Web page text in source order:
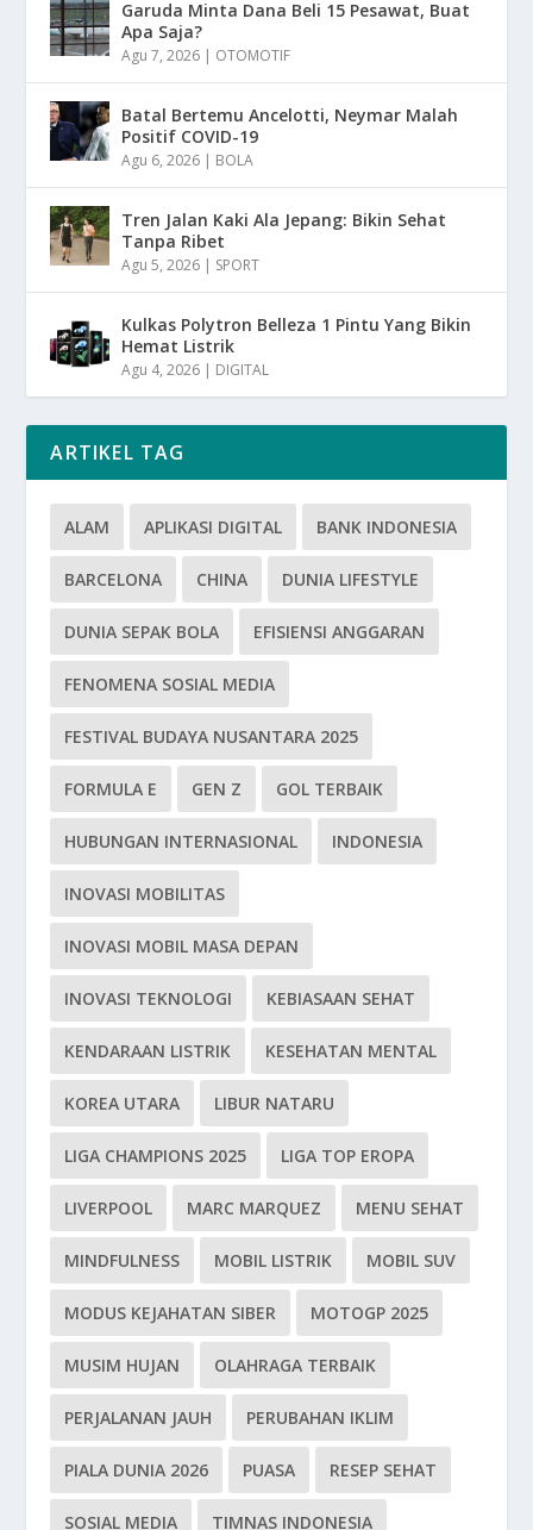
Garuda Minta Dana Beli 15 Pesawat, Buat
Apa Saja?
Agu 7, 2026 | OTOMOTIF
Batal Bertemu Ancelotti, Neymar Malah
Positif COVID-19
Agu 6, 2026 | BOLA
Tren Jalan Kaki Ala Jepang: Bikin Sehat
Tanpa Ribet
Agu 5, 2026 | SPORT
Kulkas Polytron Belleza 1 Pintu Yang Bikin
Hemat Listrik
Agu 4, 2026 | DIGITAL
ARTIKEL TAG
ALAM APLIKASI DIGITAL BANK INDONESIA
BARCELONA CHINA DUNIA LIFESTYLE
DUNIA SEPAK BOLA EFISIENSI ANGGARAN
FENOMENA SOSIAL MEDIA
FESTIVAL BUDAYA NUSANTARA 2025
FORMULA E GEN Z GOL TERBAIK
HUBUNGAN INTERNASIONAL INDONESIA
INOVASI MOBILITAS
INOVASI MOBIL MASA DEPAN
INOVASI TEKNOLOGI KEBIASAAN SEHAT
KENDARAAN LISTRIK KESEHATAN MENTAL
KOREA UTARA LIBUR NATARU
LIGA CHAMPIONS 2025 LIGA TOP EROPA
LIVERPOOL MARC MARQUEZ MENU SEHAT
MINDFULNESS MOBIL LISTRIK MOBIL SUV
MODUS KEJAHATAN SIBER MOTOGP 2025
MUSIM HUJAN OLAHRAGA TERBAIK
PERJALANAN JAUH PERUBAHAN IKLIM
PIALA DUNIA 2026 PUASA RESEP SEHAT
SOSIAL MEDIA TIMNAS INDONESIA